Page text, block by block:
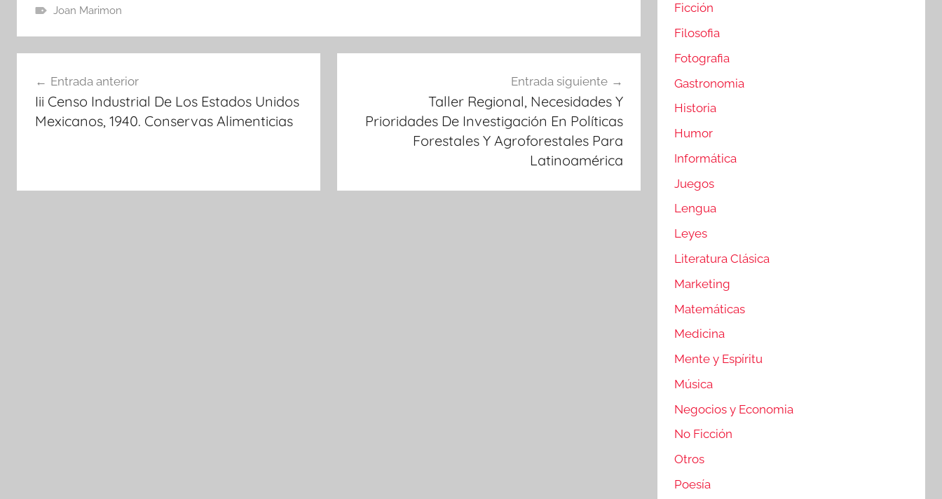
Joan Marimon
de
entradas
Entrada anterior
Iii Censo Industrial De Los Estados Unidos
Mexicanos, 1940. Conservas Alimenticias
Entrada siguiente
Taller Regional, Necesidades Y
Prioridades De Investigación En Políticas
Forestales Y Agroforestales Para
Latinoamérica
Ficción
Filosofia
Fotografia
Gastronomia
Historia
Humor
Informática
Juegos
Lengua
Leyes
Literatura Clásica
Marketing
Matemáticas
Medicina
Mente y Espíritu
Música
Negocios y Economia
No Ficción
Otros
Poesía